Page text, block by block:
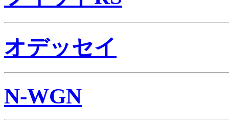
オデッセイ
N-WGN